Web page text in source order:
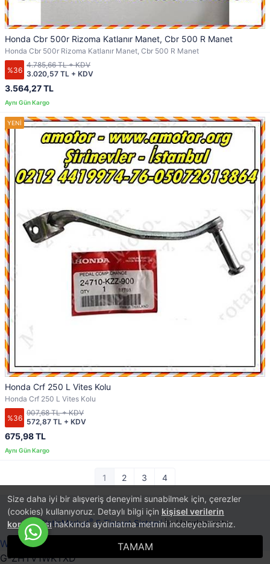
Size daha iyi bir alışveriş deneyimi sunabilmek için, çerezler
(cookies) kullanıyoruz. Detaylı bilgi için kişisel verilerin
korunmasıhakkında aydınlatma metnini inceleyebilirsiniz.
TAMAM
Honda Cbr 500r Rizoma Katlanır Manet, Cbr 500 R Manet
Honda Cbr 500r Rizoma Katlanır Manet, Cbr 500 R Manet
%36
3.564,27 TL
3.020,57 TL + KDV
4.785,66 TL + KDV
Honda Crf 250 L Vites Kolu
Honda Crf 250 L Vites Kolu
%36
675,98 TL
572,87 TL + KDV
907,68 TL + KDV
1 2 3 4
PlatinMarket®E-Ticaret Sistemiİle Hazırlanmıştır.
Whatsapp ile Sipariş Ver!
G-ZHTV1WKTXD